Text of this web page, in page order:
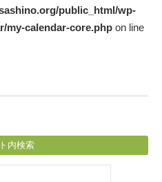
public_html/wp-
my-calendar-core.php on line
内検索